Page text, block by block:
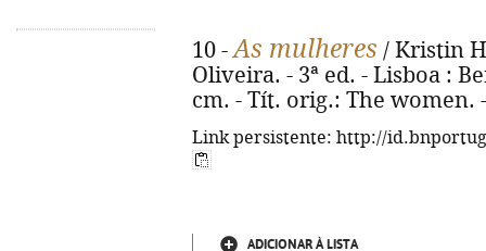
10 -As mulheres / Kristin
Oliveira. - 3ª ed. - Lisboa :
cm. - Tít. orig.: The women.
Link persistente: http://
ADICIONAR À LISTA